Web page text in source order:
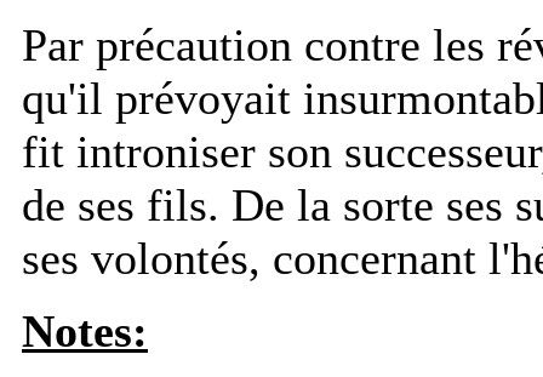
Par précaution contre les
qu'il prévoyait
fit introniser son
de ses fils. De la sorte ses
ses volontés, concernant
Notes: